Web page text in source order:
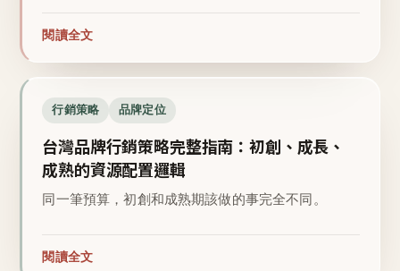
閱讀全文
行銷策略 品牌定位
台灣品牌行銷策略完整指南：初創、成長、
成熟的資源配置邏輯
同一筆預算，初創和成熟期該做的事完全不同。
閱讀全文